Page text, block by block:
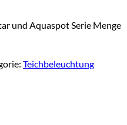
und Aquaspot Serie Menge
Teichbeleuchtung